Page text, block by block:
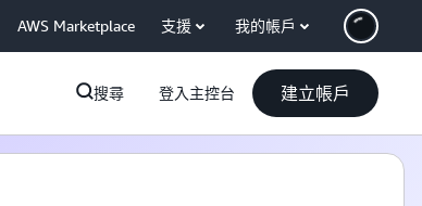
AWS Marketplace 支援 我的帳戶
搜尋 登入主控台 建立帳戶